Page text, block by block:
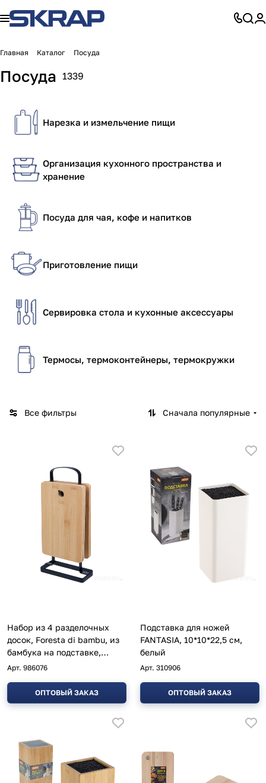
Главная Каталог Посуда
Посуда 1339
Нарезка и измельчение пищи
Организация кухонного пространства и
хранение
Посуда для чая, кофе и напитков
Приготовление пищи
Сервировка стола и кухонные аксессуары
Термосы, термоконтейнеры, термокружки
Все фильтры Сначала популярные
Набор из 4 разделочных
досок, Foresta di bambu, из
бамбука на подставке,
размер:15*6,5*32 см
Арт. 986076
ОПТОВЫЙ ЗАКАЗ
Подставка для ножей
FANTASIA, 10*10*22,5 см,
белый
Арт. 310906
ОПТОВЫЙ ЗАКАЗ